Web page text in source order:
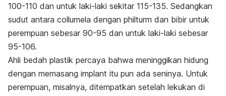
100-110 dan untuk laki-laki sekitar 115-135. Sedangkan
sudut antara collumela dengan philturm dan bibir untuk
perempuan sebesar 90-95 dan untuk laki-laki sebesar
95-106.
Ahli bedah plastik percaya bahwa meninggikan hidung
dengan memasang implant itu pun ada seninya. Untuk
perempuan, misalnya, ditempatkan setelah lekukan di